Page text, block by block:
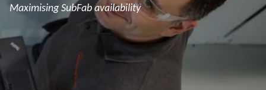
Maximising SubFab availability